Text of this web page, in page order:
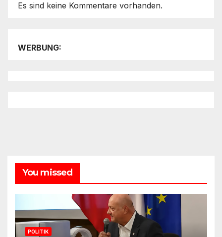
Es sind keine Kommentare vorhanden.
WERBUNG:
You missed
POLITIK